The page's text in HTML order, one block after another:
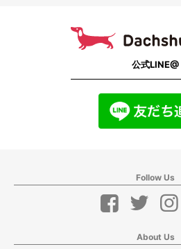
公式LINE@
Follow Us
About Us